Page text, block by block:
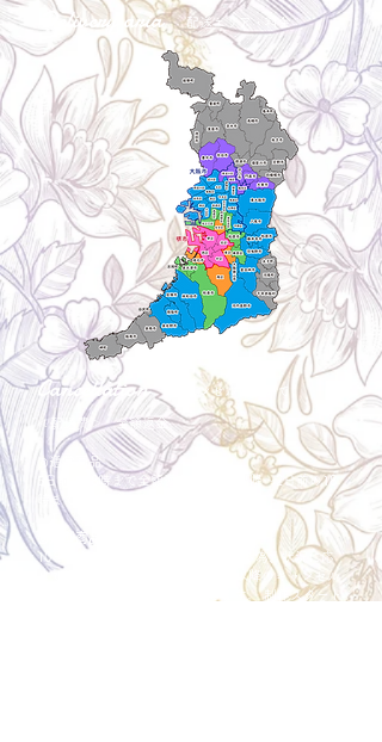
Delivery aria配送エリア・料金
Cancellation キャンセルについて
＜配送費＞ 全額返金。
​◎通常商品
5日前の18時まで全額返金。4日目以降〜2日前の18
時まで50%返金。前日は返金不可。
◎大型商品・オーダー商品
10日前〜5日前にかけ資材発注をする為、状況に応
じて返金額が変動します。10日前以降のキャンセル
の場合はお電話で頂きたく存じます。 制作スタート